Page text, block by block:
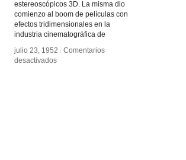
estereoscópicos 3D. La misma dio
comienzo al boom de películas con
efectos tridimensionales en la
industria cinematográfica de
julio 23, 1952 / Comentarios
desactivadosen
julio 23, 1952 / Comentarios
desactivadosen